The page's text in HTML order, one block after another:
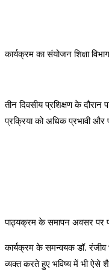
कार्यक्रम का संयोजन शिक्षा
तीन दिवसीय प्रशिक्षण के दौरान
प्रक्रिया को अधिक प्रभावी और
पाठ्यक्रम के समापन अवसर पर
कार्यक्रम के समन्वयक डॉ. रंजीव
व्यक्त करते हुए भविष्य में भी ऐसे